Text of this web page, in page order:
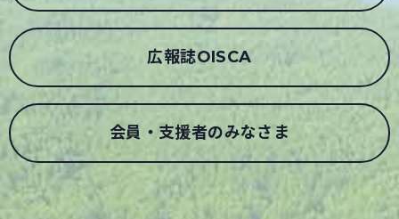
広報誌OISCA
会員・支援者のみなさま